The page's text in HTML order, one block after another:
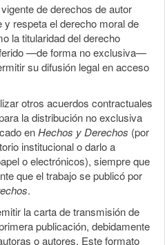
de derechos de autor
y respeta el derecho moral de
la titularidad del derecho
—de forma no exclusiva—
su difusión legal en acceso
otros acuerdos contractuales
la distribución no exclusiva
enHechos y Derechos (por
institucional o darlo a
o electrónicos), siempre que
que el trabajo se publicó por
.
la carta de transmisión de
publicación, debidamente
o autores. Este formato